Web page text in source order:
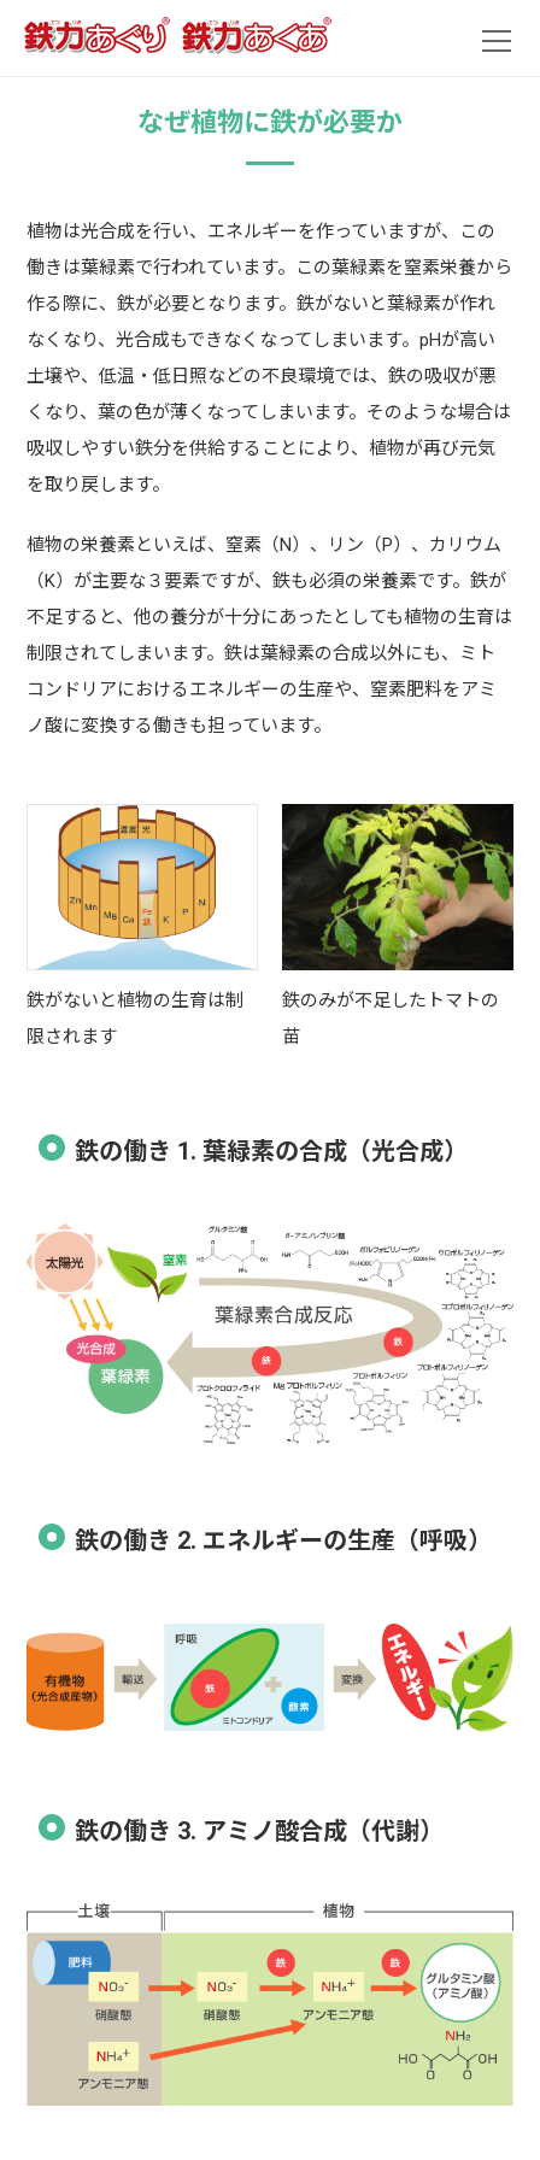
なぜ植物に鉄が必要か
植物は光合成を行い、エネルギーを作っていますが、この
働きは葉緑素で行われています。この葉緑素を窒素栄養から
作る際に、鉄が必要となります。鉄がないと葉緑素が作れ
なくなり、光合成もできなくなってしまいます。pHが高い
土壌や、低温・低日照などの不良環境では、鉄の吸収が悪
くなり、葉の色が薄くなってしまいます。そのような場合は
吸収しやすい鉄分を供給することにより、植物が再び元気
を取り戻します。
植物の栄養素といえば、窒素（N）、リン（P）、カリウム
（K）が主要な３要素ですが、鉄も必須の栄養素です。鉄が
不足すると、他の養分が十分にあったとしても植物の生育は
制限されてしまいます。鉄は葉緑素の合成以外にも、ミト
コンドリアにおけるエネルギーの生産や、窒素肥料をアミ
ノ酸に変換する働きも担っています。
鉄がないと植物の生育は制
限されます
鉄のみが不足したトマトの
苗
鉄の働き 1. 葉緑素の合成（光合成）
鉄の働き 2. エネルギーの生産（呼吸）
鉄の働き 3. アミノ酸合成（代謝）